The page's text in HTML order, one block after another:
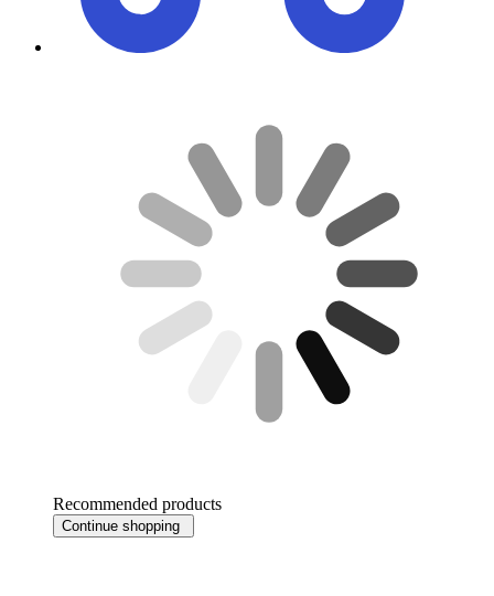
Recommended products
Continue shopping